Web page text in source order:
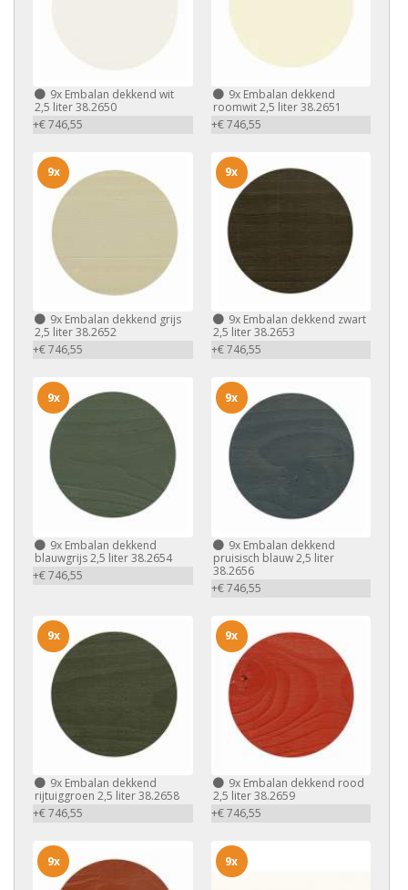
9x Embalan dekkend wit
2,5 liter 38.2650
+€ 746,55
9xEmbalan dekkend
roomwit 2,5 liter 38.2651
+€ 746,55
9x Embalan dekkend grijs
2,5 liter 38.2652
+€ 746,55
9x
9xEmbalan dekkend zwart
2,5 liter 38.2653
+€ 746,55
9x
9x Embalan dekkend
blauwgrijs 2,5 liter 38.2654
+€ 746,55
9x
9xEmbalan dekkend
pruisisch blauw 2,5 liter
38.2656
+€ 746,55
9x
9x Embalan dekkend
rijtuiggroen 2,5 liter 38.2658
+€ 746,55
9x
9xEmbalan dekkend rood
2,5 liter 38.2659
+€ 746,55
9x
9x 9x